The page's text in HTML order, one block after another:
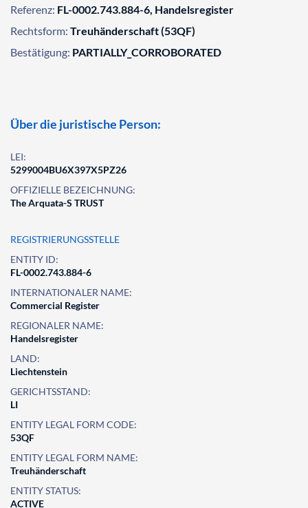
Referenz: FL-0002.743.884-6, Handelsregister
Rechtsform: Treuhänderschaft (53QF)
Bestätigung: PARTIALLY_CORROBORATED
Über die juristische Person:
LEI:
5299004BU6X397X5PZ26
OFFIZIELLE BEZEICHNUNG:
The Arquata-S TRUST
REGISTRIERUNGSSTELLE
ENTITY ID:
FL-0002.743.884-6
INTERNATIONALER NAME:
Commercial Register
REGIONALER NAME:
Handelsregister
LAND:
Liechtenstein
GERICHTSSTAND:
LI
ENTITY LEGAL FORM CODE:
53QF
ENTITY LEGAL FORM NAME:
Treuhänderschaft
ENTITY STATUS:
ACTIVE